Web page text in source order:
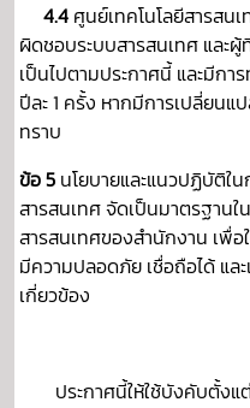
4.4 ศูนย์เทคโนโลยีสารสน
ผิดชอบระบบสารสนเทศ และ
เป็นไปตามประกาศนี้ และมีก
ปีละ 1 ครั้ง หากมีการเปลี่ยนแ
ทราบ
ข้อ 5 นโยบายและแนวปฏิบัติใ
สารสนเทศ จัดเป็นมาตรฐานใ
สารสนเทศของสำนักงาน เพื่
มีความปลอดภัย เชื่อถือได้ แล
เกี่ยวข้อง
ประกาศนี้ให้ใช้บังคับตั้ง